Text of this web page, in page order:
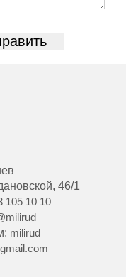
46/1
105 10 10
milirud